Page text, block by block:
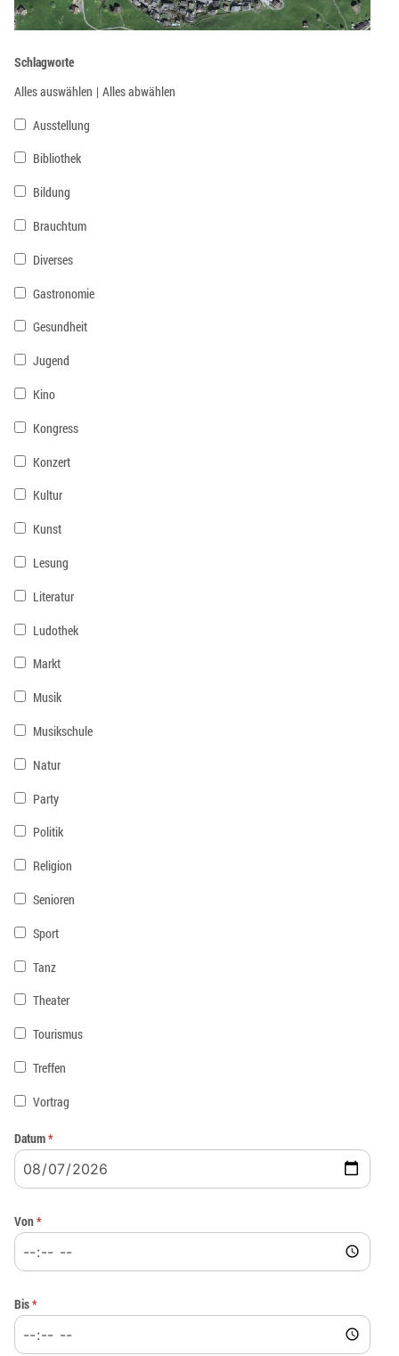
Schlagworte
Alles auswählen | Alles abwählen
Ausstellung
Bibliothek
Bildung
Brauchtum
Diverses
Gastronomie
Gesundheit
Jugend
Kino
Kongress
Konzert
Kultur
Kunst
Lesung
Literatur
Ludothek
Markt
Musik
Musikschule
Natur
Party
Politik
Religion
Senioren
Sport
Tanz
Theater
Tourismus
Treffen
Vortrag
Datum*
Von*
Bis*